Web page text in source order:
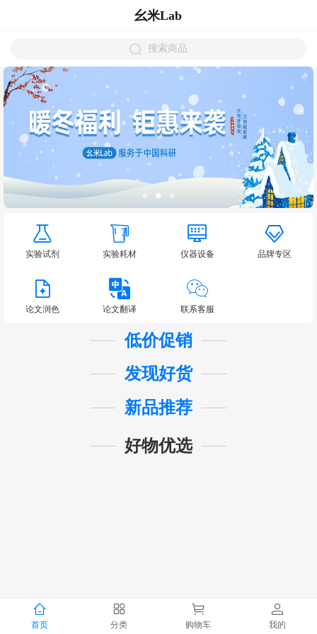
幺米Lab
搜索商品
实验试剂 实验耗材 仪器设备 品牌专区
论文润色 论文翻译 联系客服
低价促销
发现好货
新品推荐
好物优选
首页 分类 购物车 我的